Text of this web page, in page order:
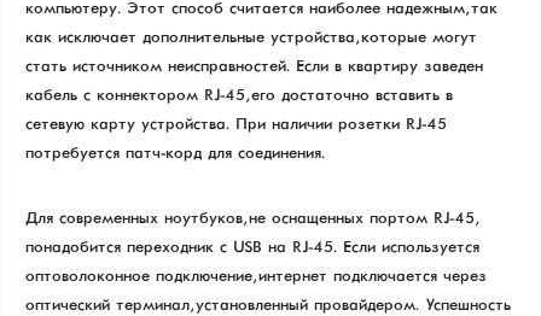
компьютеру. Этот способ считается наиболее надежным, так
как исключает дополнительные устройства, которые могут
стать источником неисправностей. Если в квартиру заведен
кабель с коннектором RJ-45, его достаточно вставить в
сетевую карту устройства. При наличии розетки RJ-45
потребуется патч-корд для соединения.
Для современных ноутбуков, не оснащенных портом RJ-45,
понадобится переходник с USB на RJ-45. Если используется
оптоволоконное подключение, интернет подключается через
оптический терминал, установленный провайдером. Успешность